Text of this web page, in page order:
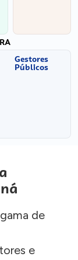
Gestores
Públicos
de
e